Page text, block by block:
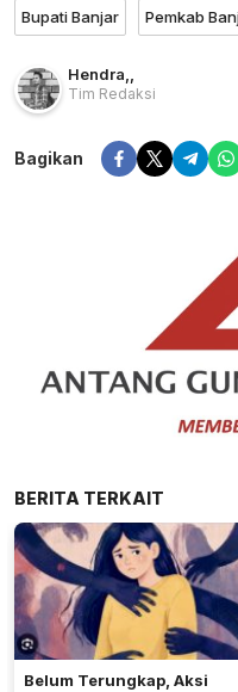
Bupati Banjar Pemkab
Hendra
Tim Redaksi
Bagikan
BERITA TERKAIT
Belum Terungkap, Aksi